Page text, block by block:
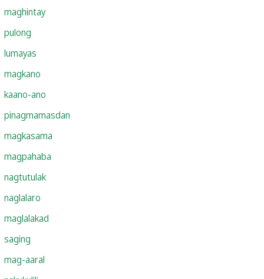
maghintay
pulong
lumayas
magkano
kaano-ano
pinagmamasdan
magkasama
magpahaba
nagtutulak
naglalaro
maglalakad
saging
mag-aaral